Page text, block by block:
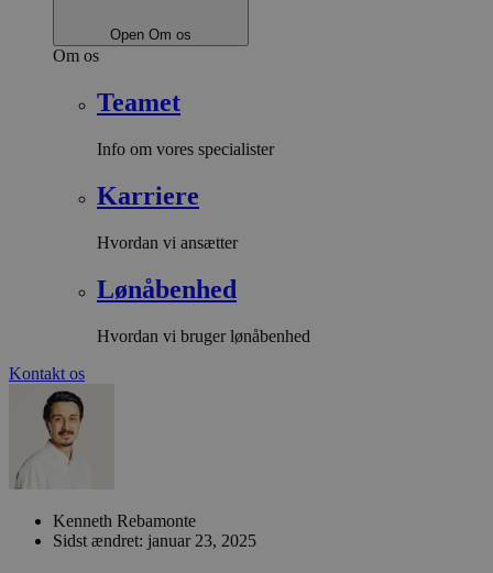
Open Om os
Om os
Teamet
Info om vores specialister
Karriere
Hvordan vi ansætter
Lønåbenhed
Hvordan vi bruger lønåbenhed
Kontakt os
Kenneth Rebamonte
Sidst ændret: januar 23, 2025